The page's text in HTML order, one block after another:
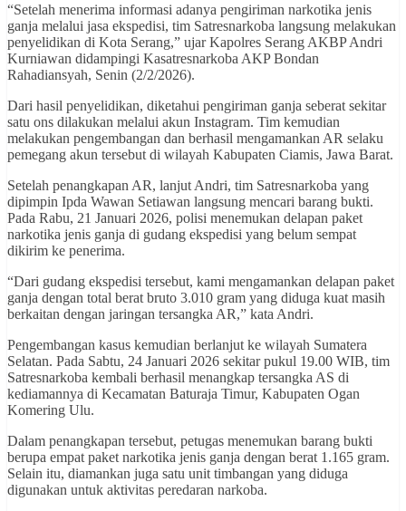
“Setelah menerima informasi adanya pengiriman narkotika jenis
ganja melalui jasa ekspedisi, tim Satresnarkoba langsung melakukan
penyelidikan di Kota Serang,” ujar Kapolres Serang AKBP Andri
Kurniawan didampingi Kasatresnarkoba AKP Bondan
Rahadiansyah, Senin (2/2/2026).
Dari hasil penyelidikan, diketahui pengiriman ganja seberat sekitar
satu ons dilakukan melalui akun Instagram. Tim kemudian
melakukan pengembangan dan berhasil mengamankan AR selaku
pemegang akun tersebut di wilayah Kabupaten Ciamis, Jawa Barat.
Setelah penangkapan AR, lanjut Andri, tim Satresnarkoba yang
dipimpin Ipda Wawan Setiawan langsung mencari barang bukti.
Pada Rabu, 21 Januari 2026, polisi menemukan delapan paket
narkotika jenis ganja di gudang ekspedisi yang belum sempat
dikirim ke penerima.
“Dari gudang ekspedisi tersebut, kami mengamankan delapan paket
ganja dengan total berat bruto 3.010 gram yang diduga kuat masih
berkaitan dengan jaringan tersangka AR,” kata Andri.
Pengembangan kasus kemudian berlanjut ke wilayah Sumatera
Selatan. Pada Sabtu, 24 Januari 2026 sekitar pukul 19.00 WIB, tim
Satresnarkoba kembali berhasil menangkap tersangka AS di
kediamannya di Kecamatan Baturaja Timur, Kabupaten Ogan
Komering Ulu.
Dalam penangkapan tersebut, petugas menemukan barang bukti
berupa empat paket narkotika jenis ganja dengan berat 1.165 gram.
Selain itu, diamankan juga satu unit timbangan yang diduga
digunakan untuk aktivitas peredaran narkoba.